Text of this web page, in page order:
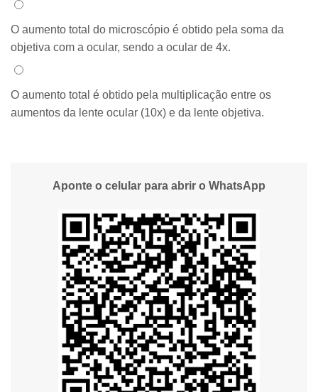
Alternativa 4:
O aumento total do microscópio é obtido pela soma da
objetiva com a ocular, sendo a ocular de 4x.
Alternativa 5:
O aumento total é obtido pela multiplicação entre os
aumentos da lente ocular (10x) e da lente objetiva.
Aponte o celular para abrir o WhatsApp